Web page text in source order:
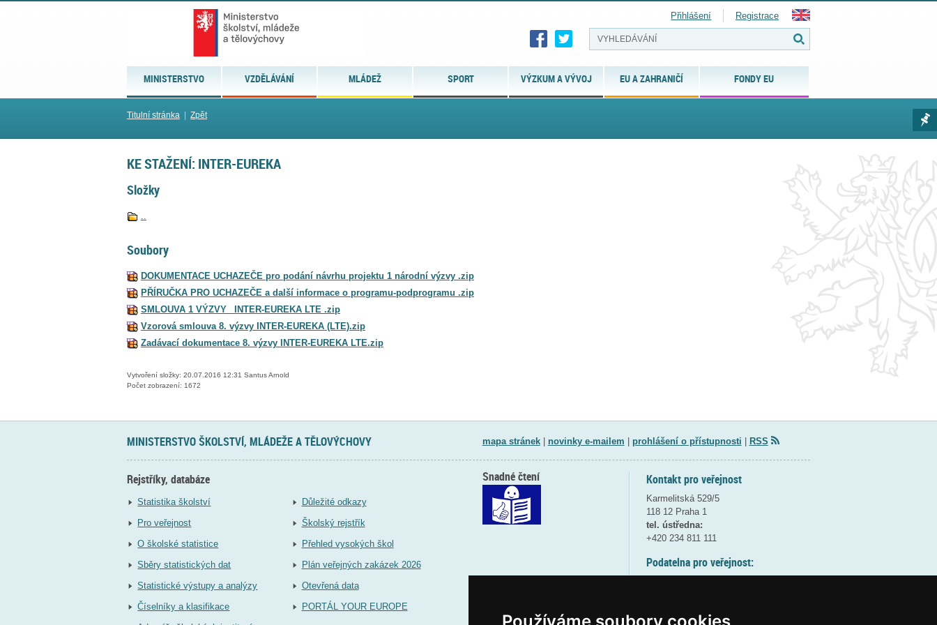
MINISTERSTVO VZDĚLÁVÁNÍ MLÁDEŽ SPORT VÝZKUM A VÝVOJ EU A ZAHRANIČÍ FONDY EU
Přihlášení Registrace
Titulní stránka Zpět
KE STAŽENÍ: INTER-EUREKA
Složky
..
Soubory
DOKUMENTACE UCHAZEČE pro podání návrhu projektu 1 národní výzvy .zip
PŘÍRUČKA PRO UCHAZEČE a další informace o programu-podprogramu .zip
SMLOUVA 1 VÝZVY_ INTER-EUREKA LTE .zip
Vzorová smlouva 8. výzvy INTER-EUREKA (LTE).zip
Zadávací dokumentace 8. výzvy INTER-EUREKA LTE.zip
Vytvoření složky: 20.07.2016 12:31 Santus Arnold
Počet zobrazení: 1672
MINISTERSTVO ŠKOLSTVÍ, MLÁDEŽE A TĚLOVÝCHOVY mapa stránek| novinky e-mailem prohlášení o přístupnosti RSS
Rejstříky, databáze
Statistika školství
Pro veřejnost
O školské statistice
Sběry statistických dat
Statistické výstupy a analýzy
Číselníky a klasifikace
Důležité odkazy
Školský rejstřík
Přehled vysokých škol
Plán veřejných zakázek 2026
Otevřená data
PORTÁL YOUR EUROPE
Kontakt pro veřejnost
Karmelitská 529/5
118 12 Praha 1
tel. ústředna:
+420 234 811 111
Podatelna pro veřejnost:
Snadné čtení